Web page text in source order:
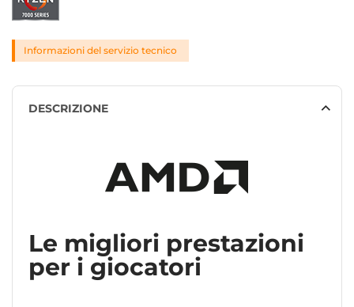
Informazioni del servizio tecnico
DESCRIZIONE
Le migliori prestazioni
per i giocatori